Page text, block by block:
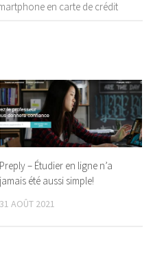
en carte de crédit
Preply – Étudier en ligne n’a
jamais été aussi simple!
31 AOÛT 2021